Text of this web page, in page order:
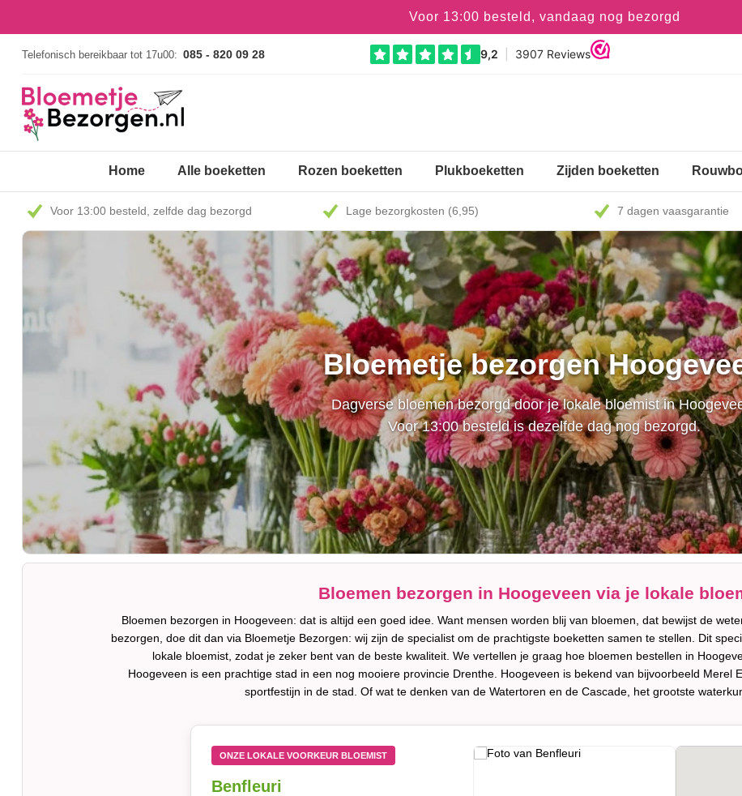
Voor 13:00 besteld, vandaag nog bezorgd
Telefonisch bereikbaar tot 17u00: 085 - 820 09 28
Home Alle boeketten Rozen boeketten Plukboeketten Zijden boeketten
Voor 13:00 besteld, zelfde dag bezorgd Lage bezorgkosten (6,95) 7 dagen vaasgarantie
Bloemetje bezorgen
Dagverse bloemen bezorgd door je lokale bloemist in
Voor 13:00 besteld is dezelfde dag nog bezorgd.
Bloemen bezorgen in Hoogeveen via je lokale
Bloemen bezorgen in Hoogeveen: dat is altijd een goed idee. Want mensen worden blij van bloemen, dat bewijst de
bezorgen, doe dit dan via Bloemetje Bezorgen: wij zijn de specialist om de prachtigste boeketten samen te stellen. Dit
lokale bloemist, zodat je zeker bent van de beste kwaliteit. We vertellen je graag hoe bloemen bestellen in
Hoogeveen is een prachtige stad in een nog mooiere provincie Drenthe. Hoogeveen is bekend van bijvoorbeeld Merel
sportfestijn in de stad. Of wat te denken van de Watertoren en de Cascade, het grootste
ONZE LOKALE VOORKEUR BLOEMIST
Benfleuri